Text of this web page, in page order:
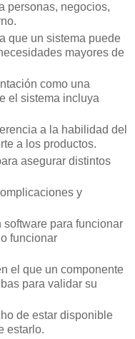
personas, negocios,
que un sistema puede
mayores de
como una
el sistema incluya
a la habilidad del
a los productos.
asegurar distintos
y
software para funcionar
funcionar
el que un componente
para validar su
de estar disponible
estarlo.